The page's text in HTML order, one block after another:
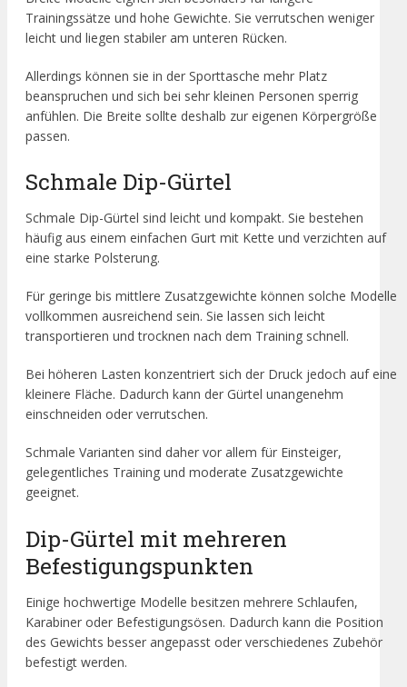
Trainingssätze und hohe Gewichte. Sie verrutschen weniger
leicht und liegen stabiler am unteren Rücken.
Allerdings können sie in der Sporttasche mehr Platz
beanspruchen und sich bei sehr kleinen Personen sperrig
anfühlen. Die Breite sollte deshalb zur eigenen Körpergröße
passen.
Schmale Dip-Gürtel
Schmale Dip-Gürtel sind leicht und kompakt. Sie bestehen
häufig aus einem einfachen Gurt mit Kette und verzichten auf
eine starke Polsterung.
Für geringe bis mittlere Zusatzgewichte können solche Modelle
vollkommen ausreichend sein. Sie lassen sich leicht
transportieren und trocknen nach dem Training schnell.
Bei höheren Lasten konzentriert sich der Druck jedoch auf eine
kleinere Fläche. Dadurch kann der Gürtel unangenehm
einschneiden oder verrutschen.
Schmale Varianten sind daher vor allem für Einsteiger,
gelegentliches Training und moderate Zusatzgewichte
geeignet.
Dip-Gürtel mit mehreren
Befestigungspunkten
Einige hochwertige Modelle besitzen mehrere Schlaufen,
Karabiner oder Befestigungsösen. Dadurch kann die Position
des Gewichts besser angepasst oder verschiedenes Zubehör
befestigt werden.